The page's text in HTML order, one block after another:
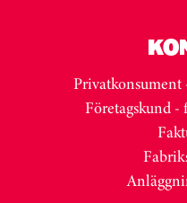
Företagskund